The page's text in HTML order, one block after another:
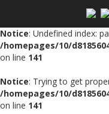
Notice: Undefined index:
/homepages/10/
on line 141
Notice: Trying to get
/homepages/10/
on line 141